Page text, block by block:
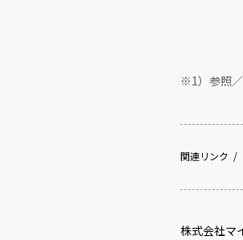
※1）参照
関連リンク
株式会社マ